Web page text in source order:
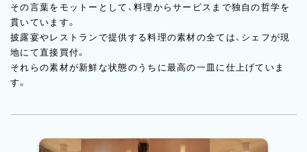
その言葉をモットーとして、料理からサービスまで独自の哲学を
貫いています。
披露宴やレストランで提供する料理の素材の全ては、シェフが現
地にて直接買付。
それらの素材が新鮮な状態のうちに最高の一皿に仕上げていま
す。